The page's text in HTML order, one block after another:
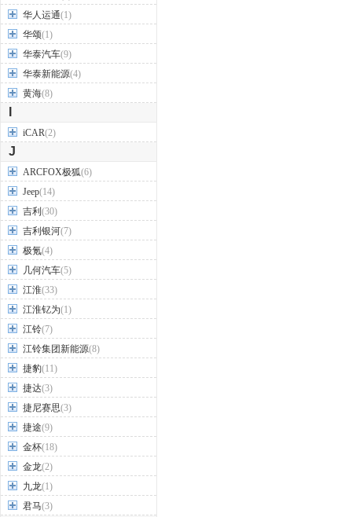
华人运通(1)
华颂(1)
华泰汽车(9)
华泰新能源(4)
黄海(8)
iCAR(2)
J
ARCFOX极狐(6)
Jeep(14)
吉利 (30)
吉利银河(7)
极氪(4)
几何汽车(5)
江淮(33)
江淮钇为(1)
江铃(7)
江铃集团新能源(8)
捷豹(11)
捷达(3)
捷尼赛思(3)
捷途(9)
金杯(18)
金龙(2)
九龙(1)
君马(3)